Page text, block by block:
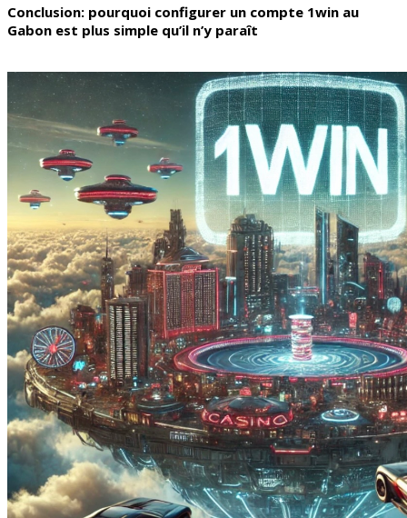
Conclusion: pourquoi configurer un compte 1win au
Gabon est plus simple qu’il n’y paraît